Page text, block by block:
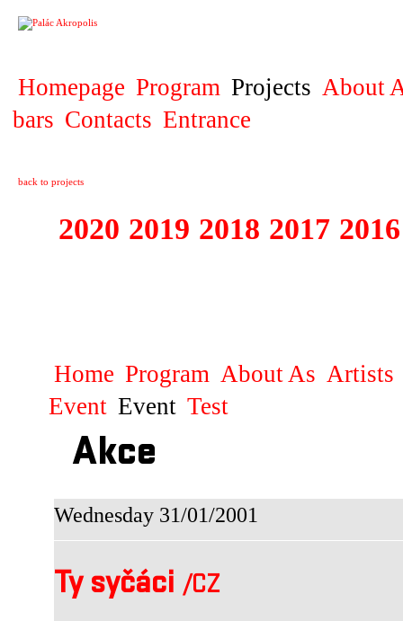
Homepage Program Projects About
bars Contacts Entrance
back to projects
2020 2019 2018 2017 2016
Home Program About As Artists
Event Event Test
Akce
Wednesday 31/01/2001
Ty syčáci /CZ